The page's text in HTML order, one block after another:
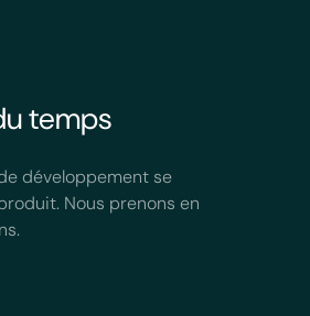
temps
développement se
Nous prenons en